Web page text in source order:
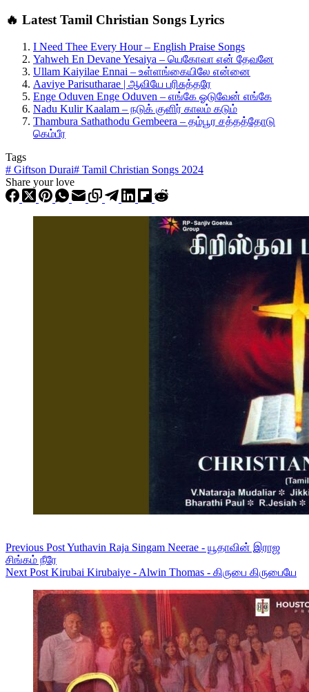
🔥 Latest Tamil Christian Songs Lyrics
I Need Thee Every Hour – English Praise Songs
Yahweh En Devane Yesaiya – யெகோவா என் தேவனே
Ullam Kaiyilae Ennai – உள்ளங்கையிலே என்னை
Aaviye Parisutharae | ஆவியே பரிசுத்தரே
Enge Oduven Enge Oduven – எங்கே ஓடுவேன் எங்கே
Nadu Kulir Kaalam – நடுக் குளிர் காலம் கடும்
Thambura Sathathodu Gembeera – தம்பூர சத்தத்தோடு
கெம்பீர
Tags
# Giftson Durai# Tamil Christian Songs 2024
Share your love
Previous PostYuthavin Raja Singam Neerae - யூதாவின் இராஜ
சிங்கம் நீரே
Next Post Kirubai Kirubaiye - Alwin Thomas - கிருபை கிருபையே